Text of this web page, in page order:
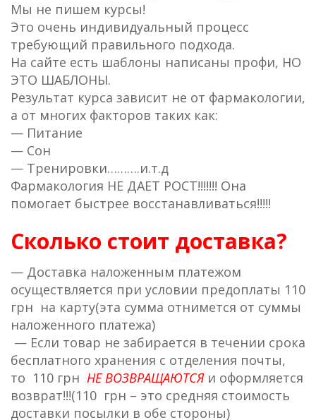
Мы не пишем курсы!
Это очень индивидуальный процесс
требующий правильного подхода.
На сайте есть шаблоны написаны профи, НО
ЭТО ШАБЛОНЫ.
Результат курса зависит не от фармакологии,
а от многих факторов таких как:
— Питание
— Сон
— Тренировки……….и.т.д
Фармакология НЕ ДАЕТ РОСТ!!!!!!! Она
помогает быстрее восстанавливаться!!!!!
Сколько стоит доставка?
— Доставка наложенным платежом
осуществляется при условии предоплаты 110
грн на карту(эта сумма отнимется от суммы
наложенного платежа)
— Если товар не забирается в течении срока
бесплатного хранения с отделения почты,
то 110 грн НЕ ВОЗВРАЩАЮТСЯи оформляется
возврат!!!(110 грн – это средняя стоимость
доставки посылки в обе стороны)